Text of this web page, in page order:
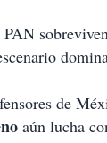
de
aún lucha